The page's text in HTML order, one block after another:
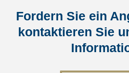
Fordern Sie ein
kontaktieren Sie